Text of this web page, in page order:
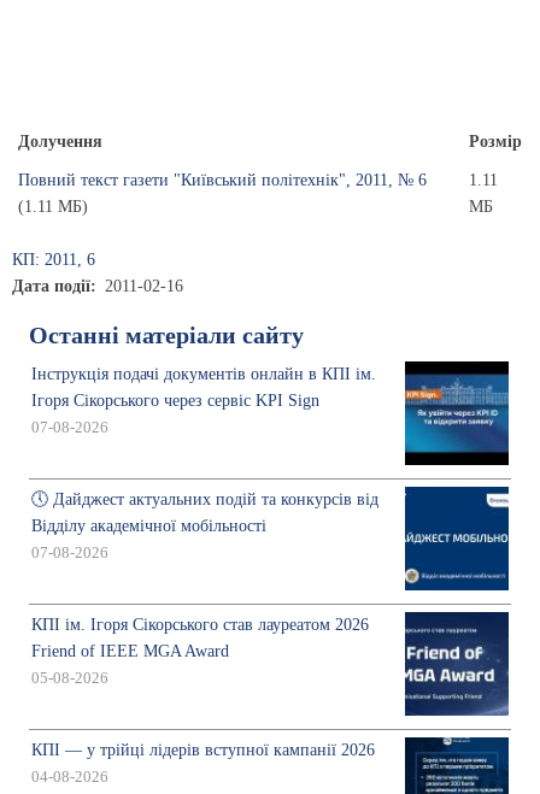
Долучення Розмір
Повний текст газети "Київський політехнік", 2011, № 6
(1.11 МБ)
1.11
МБ
КП: 2011, 6
Дата події
2011-02-16
Останні матеріали сайту
Інструкція подачі документів онлайн в КПІ ім.
Ігоря Сікорського через сервіс KPI Sign
07-08-2026
🕔 Дайджест актуальних подій та конкурсів від
Відділу академічної мобільності
07-08-2026
КПІ ім. Ігоря Сікорського став лауреатом 2026
Friend of IEEE MGA Award
05-08-2026
КПІ — у трійці лідерів вступної кампанії 2026
04-08-2026